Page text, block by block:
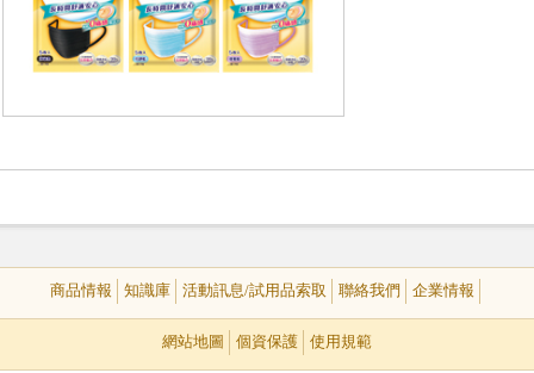
商品情報 知識庫 活動訊息/試用品索取 聯絡我們 企業情報
網站地圖 個資保護 使用規範